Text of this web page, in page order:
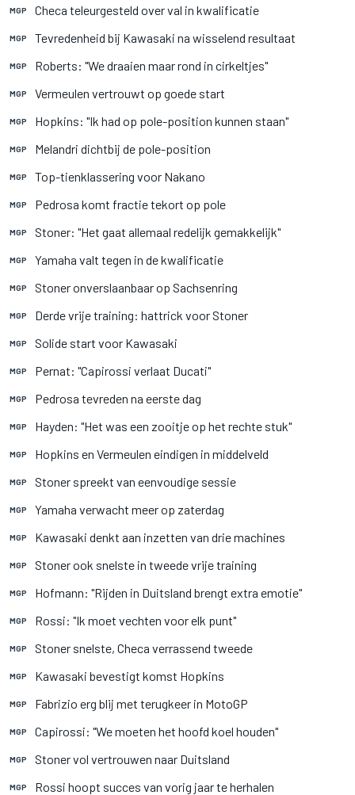
MGP Checa teleurgesteld over val in kwalificatie
MGP Tevredenheid bij Kawasaki na wisselend resultaat
MGP Roberts: "We draaien maar rond in cirkeltjes"
MGP Vermeulen vertrouwt op goede start
MGP Hopkins: "Ik had op pole-position kunnen staan"
MGP Melandri dichtbij de pole-position
MGP Top-tienklassering voor Nakano
MGP Pedrosa komt fractie tekort op pole
MGP Stoner: "Het gaat allemaal redelijk gemakkelijk"
MGP Yamaha valt tegen in de kwalificatie
MGP Stoner onverslaanbaar op Sachsenring
MGP Derde vrije training: hattrick voor Stoner
MGP Solide start voor Kawasaki
MGP Pernat: "Capirossi verlaat Ducati"
MGP Pedrosa tevreden na eerste dag
MGP Hayden: "Het was een zooitje op het rechte stuk"
MGP Hopkins en Vermeulen eindigen in middelveld
MGP Stoner spreekt van eenvoudige sessie
MGP Yamaha verwacht meer op zaterdag
MGP Kawasaki denkt aan inzetten van drie machines
MGP Stoner ook snelste in tweede vrije training
MGP Hofmann: "Rijden in Duitsland brengt extra emotie"
MGP Rossi: "Ik moet vechten voor elk punt"
MGP Stoner snelste, Checa verrassend tweede
MGP Kawasaki bevestigt komst Hopkins
MGP Fabrizio erg blij met terugkeer in MotoGP
MGP Capirossi: "We moeten het hoofd koel houden"
MGP Stoner vol vertrouwen naar Duitsland
MGP Rossi hoopt succes van vorig jaar te herhalen